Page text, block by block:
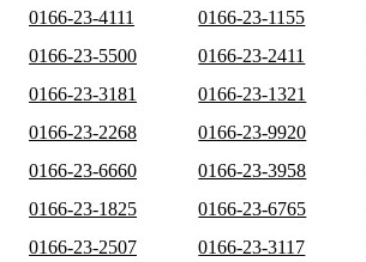
0166-23-4111
0166-23-1155
0166-23-5500
0166-23-2411
0166-23-3181
0166-23-1321
0166-23-2268
0166-23-9920
0166-23-6660
0166-23-3958
0166-23-1825
0166-23-6765
0166-23-2507
0166-23-3117